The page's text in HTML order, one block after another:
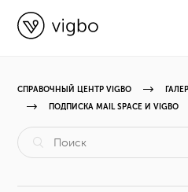
СПРАВОЧНЫЙ ЦЕНТР VIGBO
ПОДПИСКА MAIL SPACE И VIGBO